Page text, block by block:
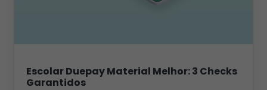
Escolar Duepay Material Melhor: 3 Checks
Garantidos